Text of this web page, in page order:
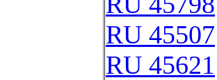
RU 45507
RU 45621